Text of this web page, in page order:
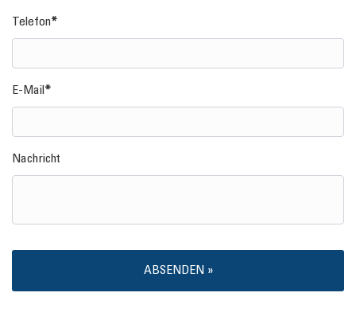
Telefon
E-Mail
Nachricht
ABSENDEN »